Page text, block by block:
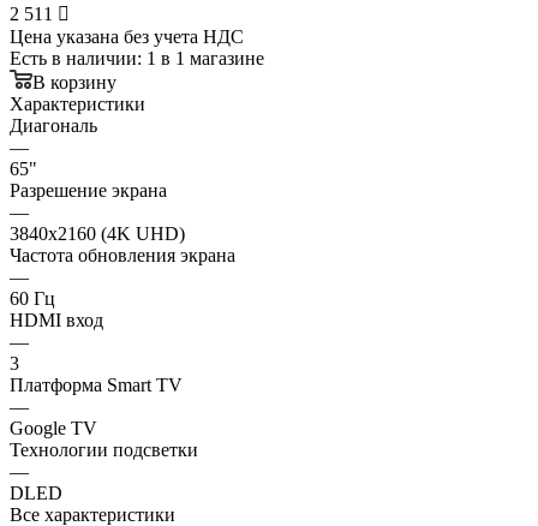
2 511 
Цена указана без учета НДС
Есть в наличии: 1 в 1 магазине
В корзину
Характеристики
Диагональ
—
65"
Разрешение экрана
—
3840x2160 (4K UHD)
Частота обновления экрана
—
60 Гц
HDMI вход
—
3
Платформа Smart TV
—
Google TV
Технологии подсветки
—
DLED
Все характеристики